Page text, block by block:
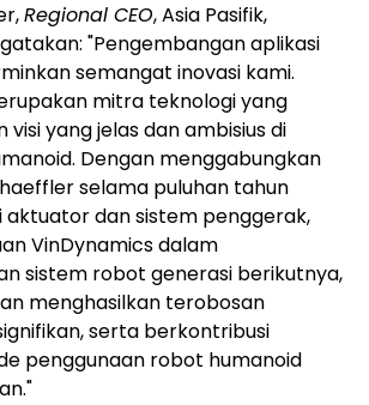
Regional CEO, Asia Pasifik,
"Pengembangan aplikasi
semangat inovasi kami.
mitra teknologi yang
yang jelas dan ambisius di
Dengan menggabungkan
selama puluhan tahun
dan sistem penggerak,
VinDynamics dalam
sistem robot generasi berikutnya,
menghasilkan terobosan
serta berkontribusi
penggunaan robot humanoid